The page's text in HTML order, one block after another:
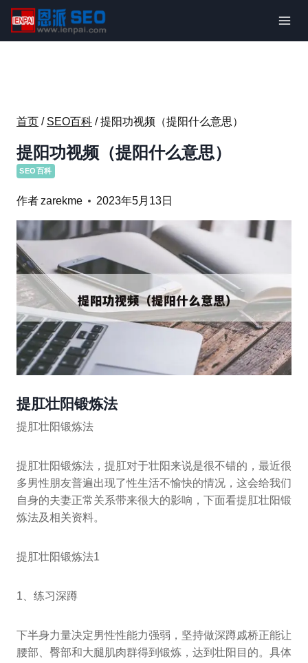
内
首页 / SEO百科 / 提阳功视频（提阳什么意思）
提阳功视频（提阳什么意思）
SEO百科
作者zarekme 2023年5月13日
提肛壮阳锻炼法
提肛壮阳锻炼法
提肛壮阳锻炼法，提肛对于壮阳来说是很不错的，最近很
多男性朋友普遍出现了性生活不愉快的情况，这会给我们
自身的夫妻正常关系带来很大的影响，下面看提肛壮阳锻
炼法及相关资料。
提肛壮阳锻炼法1
1、练习深蹲
下半身力量决定男性性能力强弱，坚持做深蹲戚桥正能让
腰部、臀部和大腿肌肉群得到锻炼，达到壮阳目的。具体